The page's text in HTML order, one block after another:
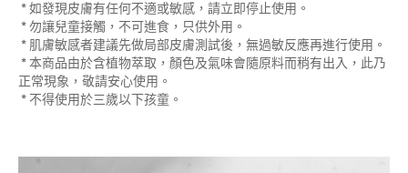
* 如發現皮膚有任何不適或敏感，請立即停止使用。
* 勿讓兒童接觸，不可進食，只供外用。
* 肌膚敏感者建議先做局部皮膚測試後，無過敏反應再進行使用。
* 本商品由於含植物萃取，顏色及氣味會隨原料而稍有出入，此乃
正常現象，敬請安心使用。
* 不得使用於三歲以下孩童。